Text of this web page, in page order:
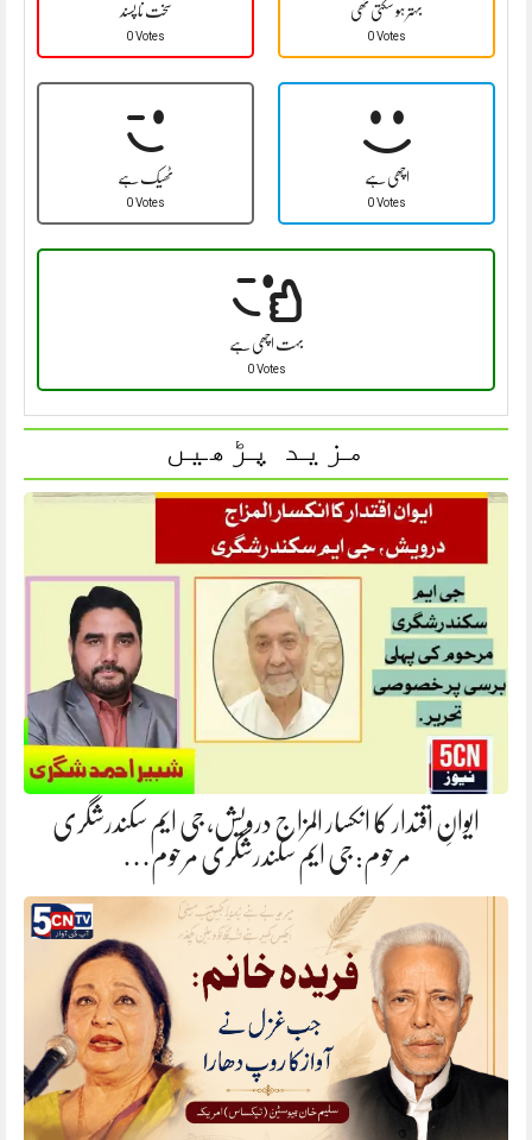
سخت نا پسند
0 Votes
بہتر ہو سکتی تھی
0 Votes
ٹھیک ہے
0 Votes
اچھی ہے
0 Votes
بہت اچھی ہے
0 Votes
مزید پڑھیں
ایوانِ اقتدار کا انکسار المزاج درویش، جی ایم سکندرشگری
مرحوم: جی ایم سکندرشگری مرحوم…